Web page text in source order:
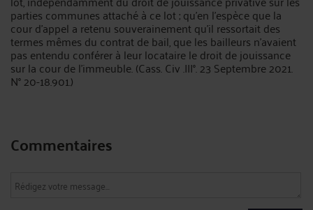
parties communes attaché à ce lot ; qu’en l’espèce que la
cour d’appel a retenu souverainement qu’il ressortait des
termes mêmes du contrat de bail, que les bailleurs n’avaient
pas entendu conférer à leur locataire le droit de jouissance
sur la cour de l’immeuble. (Cass. Civ .III°. 23 Septembre 2021.
N° 20-18.901.)
Commentaires